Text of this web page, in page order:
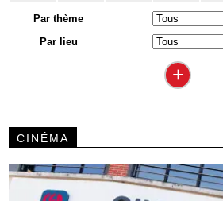
Par thème
Par lieu
+
CINÉMA